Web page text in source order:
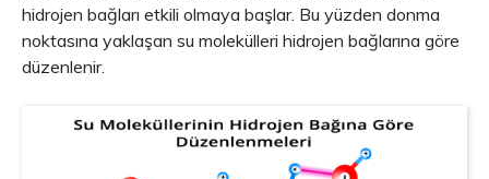
hidrojen bağları etkili olmaya başlar. Bu yüzden donma
noktasına yaklaşan su molekülleri hidrojen bağlarına göre
düzenlenir.